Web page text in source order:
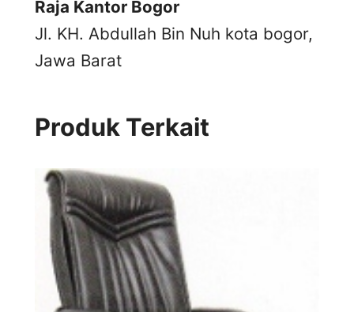
Raja Kantor Bogor
Jl. KH. Abdullah Bin Nuh kota bogor,
Jawa Barat
Produk Terkait